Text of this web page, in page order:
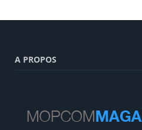
A PROPOS